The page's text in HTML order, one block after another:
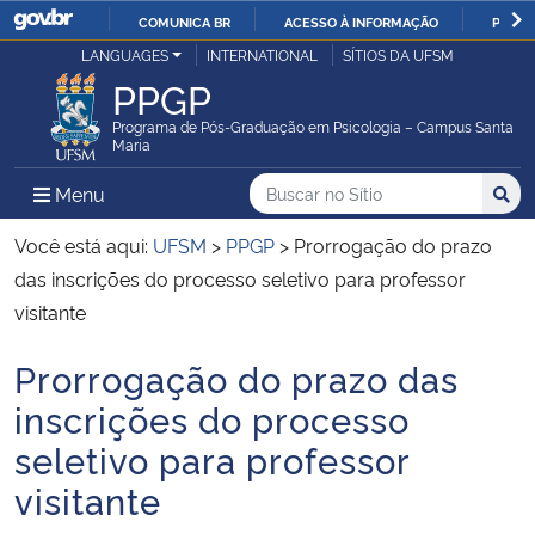
IR
O
COMUNICA BR ACESSO À INFORMAÇÃO
Ministério da Justiça e Segurança Pública
Ministério da Defesa
Ministério das Relações Exteriores
Ministério da Economia
Ministério da Infraestrutura
Ministério da Agricultura, Pecuária e Abastecimento
Ministério da Educação
LANGUAGES INTERNATIONAL SÍTIOS DA UFSM
PPGP
Programa de Pós-Graduação em Psicologia – Campus Santa
Maria
Menu Menu Principal do Sítio
Busca
Buscar no no Sítio
Busca:
Você está aqui: UFSM > PPGP > Prorrogação do prazo
das inscrições do processo seletivo para professor
visitante
Início do conteúdo
Prorrogação do prazo das
inscrições do processo
seletivo para professor
visitante